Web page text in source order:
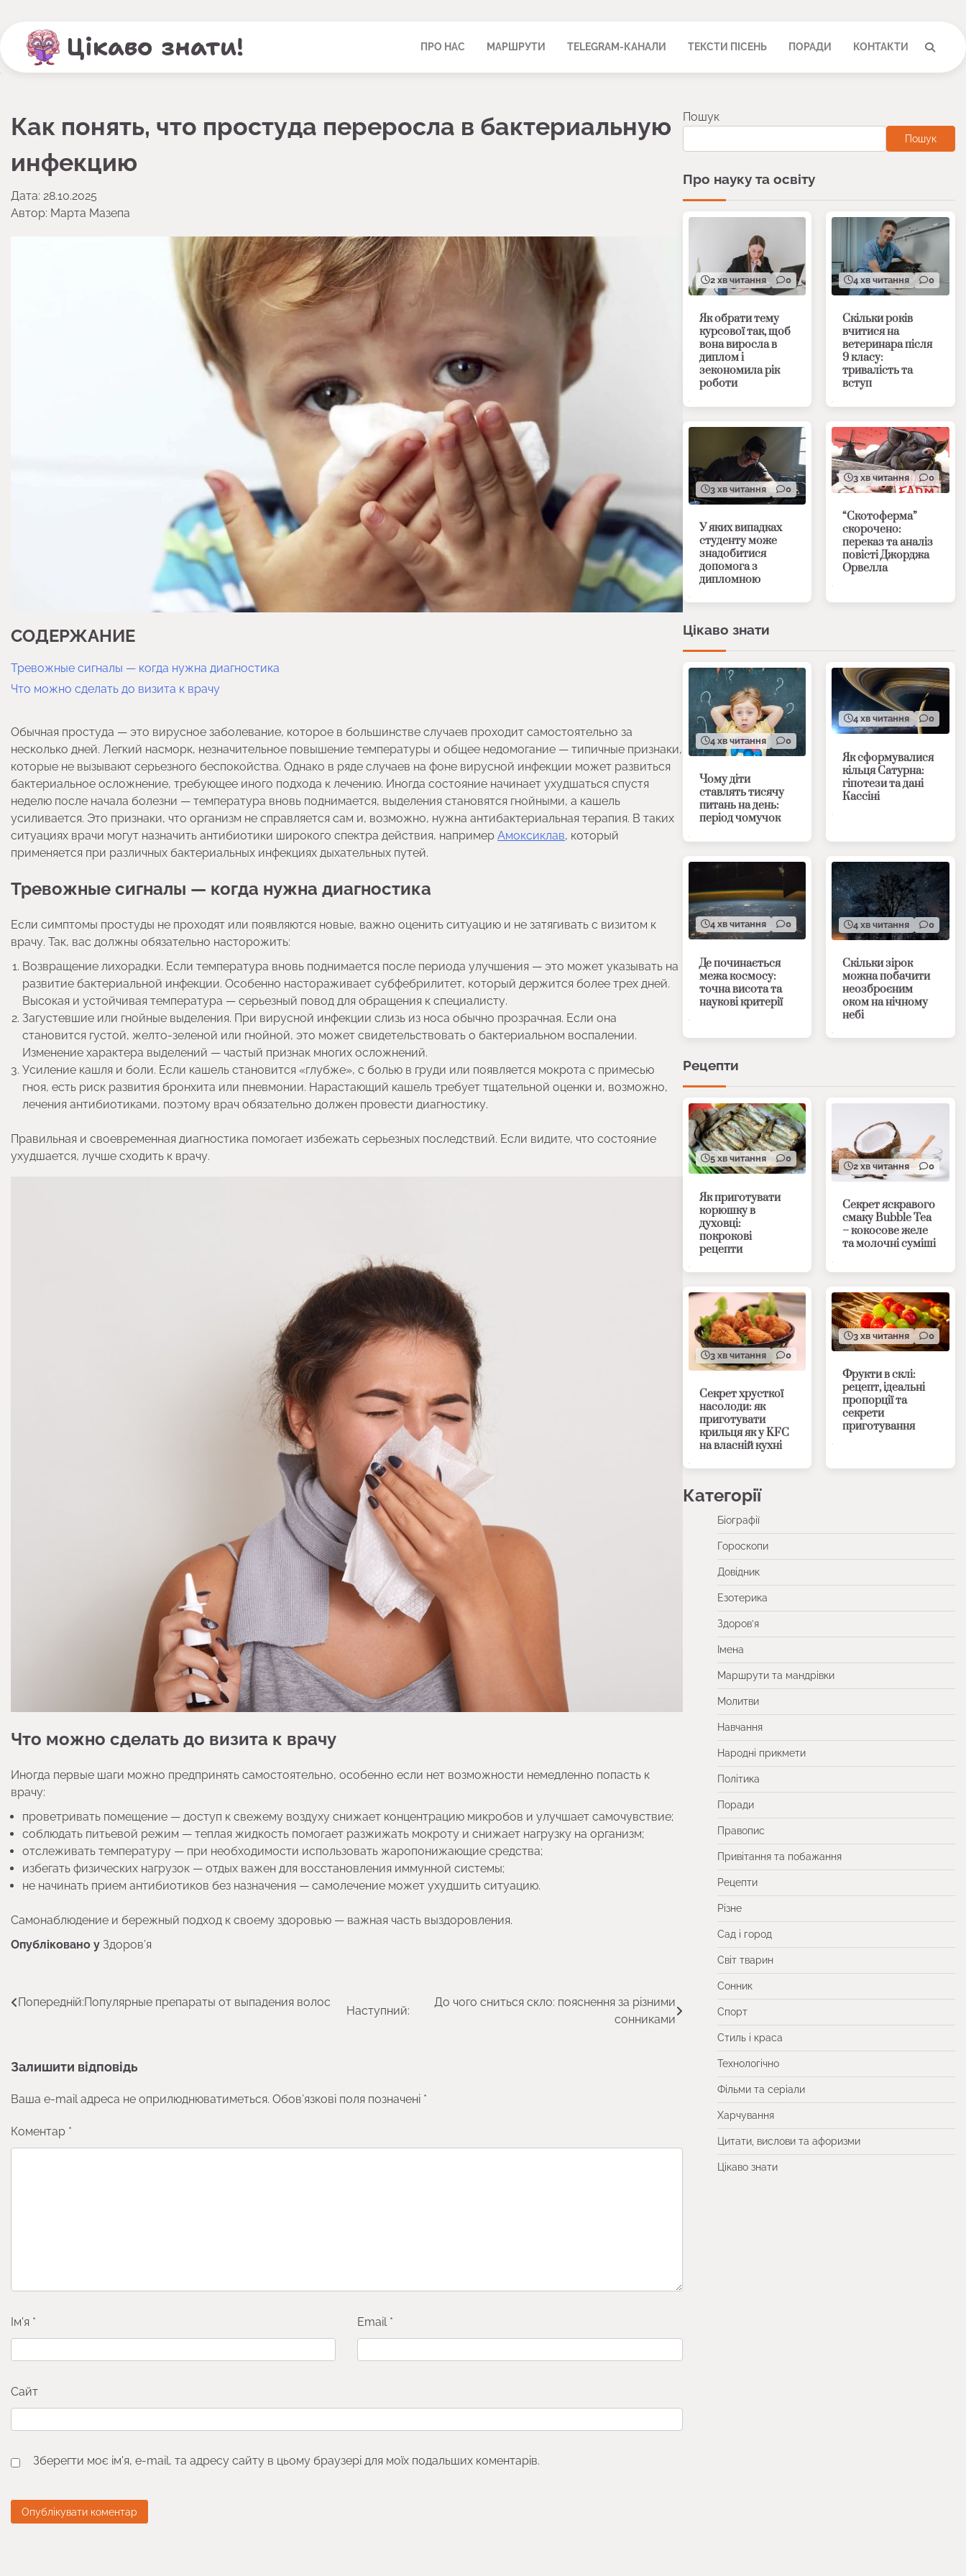
вмісту
Цікаво знати! ПРО НАС МАРШРУТИ TELEGRAM-КАНАЛИ ТЕКСТИ ПІСЕНЬ ПОРАДИ КОНТАКТИ
Как понять, что простуда переросла в бактериальную
инфекцию
Дата: 28.10.2025
Автор: Марта Мазепа
СОДЕРЖАНИЕ
Тревожные сигналы — когда нужна диагностика
Что можно сделать до визита к врачу
Обычная простуда — это вирусное заболевание, которое в большинстве случаев проходит самостоятельно за
несколько дней. Легкий насморк, незначительное повышение температуры и общее недомогание — типичные признаки,
которые не вызывают серьезного беспокойства. Однако в ряде случаев на фоне вирусной инфекции может развиться
бактериальное осложнение, требующее иного подхода к лечению. Иногда состояние начинает ухудшаться спустя
неделю после начала болезни — температура вновь поднимается, выделения становятся гнойными, а кашель
усиливается. Это признаки, что организм не справляется сам и, возможно, нужна антибактериальная терапия. В таких
ситуациях врачи могут назначить антибиотики широкого спектра действия, например Амоксиклав, который
применяется при различных бактериальных инфекциях дыхательных путей.
Тревожные сигналы — когда нужна диагностика
Если симптомы простуды не проходят или появляются новые, важно оценить ситуацию и не затягивать с визитом к
врачу. Так, вас должны обязательно насторожить:
Возвращение лихорадки. Если температура вновь поднимается после периода улучшения — это может указывать на
развитие бактериальной инфекции. Особенно настораживает субфебрилитет, который держится более трех дней.
Высокая и устойчивая температура — серьезный повод для обращения к специалисту.
Загустевшие или гнойные выделения. При вирусной инфекции слизь из носа обычно прозрачная. Если она
становится густой, желто-зеленой или гнойной, это может свидетельствовать о бактериальном воспалении.
Изменение характера выделений — частый признак многих осложнений.
Усиление кашля и боли. Если кашель становится «глубже», с болью в груди или появляется мокрота с примесью
гноя, есть риск развития бронхита или пневмонии. Нарастающий кашель требует тщательной оценки и, возможно,
лечения антибиотиками, поэтому врач обязательно должен провести диагностику.
Правильная и своевременная диагностика помогает избежать серьезных последствий. Если видите, что состояние
ухудшается, лучше сходить к врачу.
Что можно сделать до визита к врачу
Иногда первые шаги можно предпринять самостоятельно, особенно если нет возможности немедленно попасть к
врачу:
проветривать помещение — доступ к свежему воздуху снижает концентрацию микробов и улучшает самочувствие;
соблюдать питьевой режим — теплая жидкость помогает разжижать мокроту и снижает нагрузку на организм;
отслеживать температуру — при необходимости использовать жаропонижающие средства;
избегать физических нагрузок — отдых важен для восстановления иммунной системы;
не начинать прием антибиотиков без назначения — самолечение может ухудшить ситуацию.
Самонаблюдение и бережный подход к своему здоровью — важная часть выздоровления.
Опубліковано у Здоров’я
Навігація
Попередній:Популярные препараты от выпадения волос
Наступний:
До чого сниться скло: пояснення за різними
сонниками
Залишити відповідь
Ваша e-mail адреса не оприлюднюватиметься. Обов’язкові поля позначені *
Коментар *
Ім'я * Email *
Сайт
Зберегти моє ім'я, e-mail, та адресу сайту в цьому браузері для моїх подальших коментарів.
Пошук
Пошук
Про науку та освіту
2 хв читання 0
Як обрати тему
курсової так, щоб
вона виросла в
диплом і
зекономила рік
роботи
4 хв читання 0
Скільки років
вчитися на
ветеринара після
9 класу:
тривалість та
вступ
3 хв читання 0
У яких випадках
студенту може
знадобитися
допомога з
дипломною
3 хв читання 0
“Скотоферма”
скорочено:
переказ та аналіз
повісті Джорджа
Орвелла
Цікаво знати
4 хв читання 0
Чому діти
ставлять тисячу
питань на день:
період чомучок
4 хв читання 0
Як сформувалися
кільця Сатурна:
гіпотези та дані
Кассіні
4 хв читання 0
Де починається
межа космосу:
точна висота та
наукові критерії
4 хв читання 0
Скільки зірок
можна побачити
неозброєним
оком на нічному
небі
Рецепти
5 хв читання 0
Як приготувати
корюшку в
духовці:
покрокові
рецепти
2 хв читання 0
Секрет яскравого
смаку Bubble Tea
– кокосове желе
та молочні суміші
3 хв читання 0
Секрет хрусткої
насолоди: як
приготувати
крильця як у KFC
на власній кухні
3 хв читання 0
Фрукти в склі:
рецепт, ідеальні
пропорції та
секрети
приготування
Категорії
Біографії
Гороскопи
Довідник
Езотерика
Здоров’я
Імена
Маршрути та мандрівки
Молитви
Навчання
Народні прикмети
Політика
Поради
Правопис
Привітання та побажання
Рецепти
Різне
Сад і город
Світ тварин
Сонник
Спорт
Стиль і краса
Технологічно
Фільми та серіали
Харчування
Цитати, вислови та афоризми
Цікаво знати